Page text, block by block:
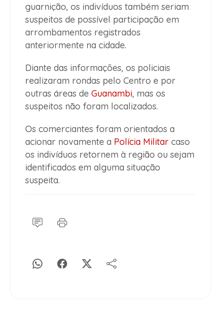
guarnição, os indivíduos também seriam
suspeitos de possível participação em
arrombamentos registrados
anteriormente na cidade.
Diante das informações, os policiais
realizaram rondas pelo Centro e por
outras áreas de Guanambi, mas os
suspeitos não foram localizados.
Os comerciantes foram orientados a
acionar novamente a Polícia Militar caso
os indivíduos retornem à região ou sejam
identificados em alguma situação
suspeita.